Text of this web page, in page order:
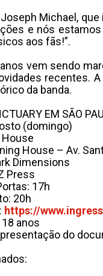
Michael,
e nós
aos fãs!”.
vem sendo
recentes.
da banda.
EM SÃO
(domingo)
House
House – Av.
Dimensions
Press
17h
20h
https://
anos
do